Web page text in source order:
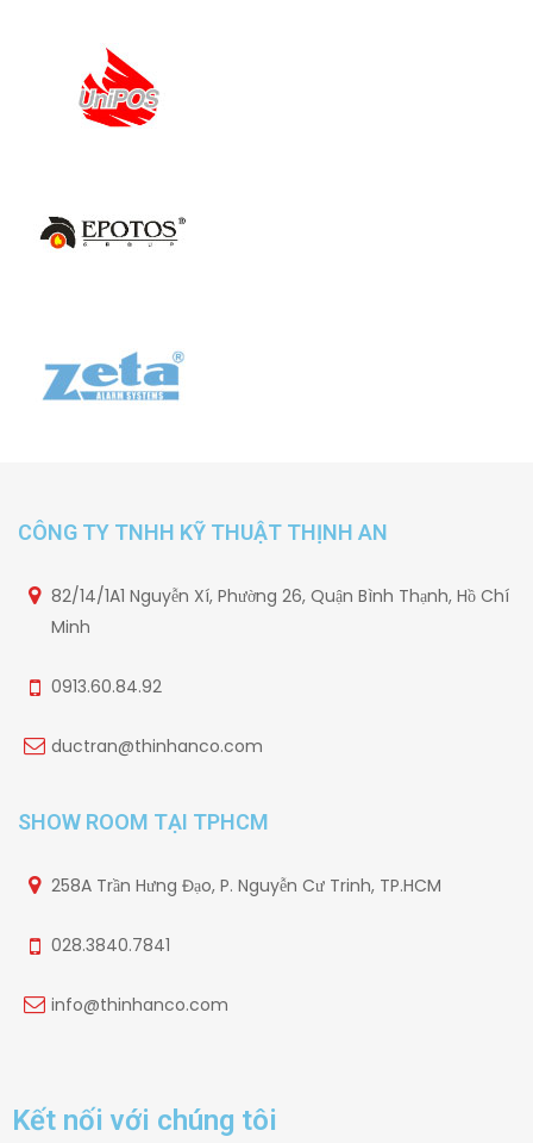
CÔNG TY TNHH KỸ THUẬT THỊNH AN
82/14/1A1 Nguyễn Xí, Phường 26, Quận Bình Thạnh, Hồ Chí
Minh
0913.60.84.92
ductran@thinhanco.com
SHOW ROOM TẠI TPHCM
258A Trần Hưng Đạo, P. Nguyễn Cư Trinh, TP.HCM
028.3840.7841
info@thinhanco.com
Kết nối với chúng tôi